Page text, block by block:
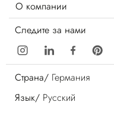
О компании
Следите за нами
Страна/ Германия
Язык/ Русский